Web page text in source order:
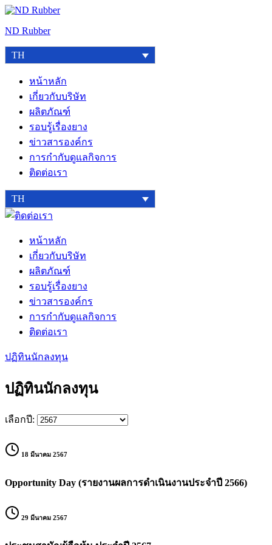
Skip
content
ND Rubber
TH
หน้าหลัก
เกี่ยวกับบริษัท
ผลิตภัณฑ์
รอบรู้เรื่องยาง
ข่าวสารองค์กร
การกำกับดูแลกิจการ
ติดต่อเรา
TH
ติดต่อ
หน้าหลัก
เกี่ยวกับบริษัท
ผลิตภัณฑ์
รอบรู้เรื่องยาง
ข่าวสารองค์กร
การกำกับดูแลกิจการ
ติดต่อเรา
ปฏิทินนักลงทุน
ปฏิทินนักลงทุน
เลือกปี:
18 มีนาคม 2567
Opportunity Day (รายงานผลการดำเนินงานประจำปี 2566)
29 มีนาคม 2567